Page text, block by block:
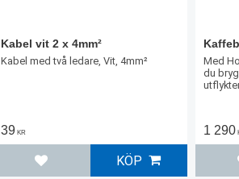
Kabel vit 2 x 4mm²
Kabel med två ledare, Vit, 4mm²
39 KR
Lägg till i favoriter
KÖP
Med
du
1 290